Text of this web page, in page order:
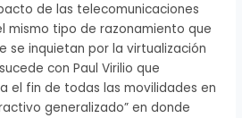
de las telecomunicaciones
mismo tipo de razonamiento que
se inquietan por la virtualización
con Paul Virilio que
el fin de todas las movilidades en
generalizado” en donde